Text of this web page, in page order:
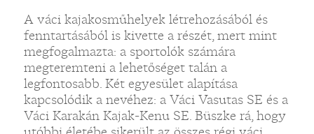
A váci kajakosműhelyek létrehozásából és
fenntartásából is kivette a részét, mert mint
megfogalmazta: a sportolók számára
megteremteni a lehetőséget talán a
legfontosabb. Két egyesület alapítása
kapcsolódik a nevéhez: a Váci Vasutas SE és a
Váci Karakán Kajak-Kenu SE. Büszke rá, hogy